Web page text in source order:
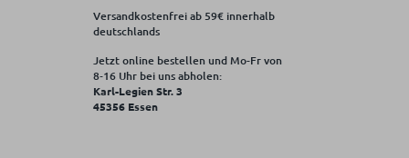
Versandkostenfrei ab 59€ innerhalb
deutschlands
Jetzt online bestellen und Mo-Fr von
8‑16 Uhr bei uns abholen:
Karl-Legien Str. 3
45356 Essen